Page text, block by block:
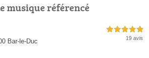
musique référencé
Bar-le-Duc
5,0 étoiles sur 5
19 avis